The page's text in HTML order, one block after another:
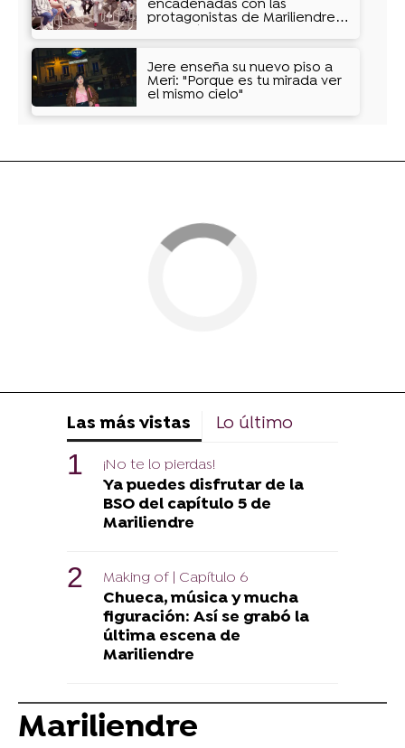
encadenadas con las
protagonistas de Mariliendre,
Jere enseña su nuevo piso a
Meri: "Porque es tu mirada ver
el mismo cielo"
Las más vistas Lo último
¡No te lo pierdas!
Ya puedes disfrutar de la
BSO del capítulo 5 de
Mariliendre
Making of | Capítulo 6
Chueca, música y mucha
figuración: Así se grabó la
última escena de
Mariliendre
Mariliendre